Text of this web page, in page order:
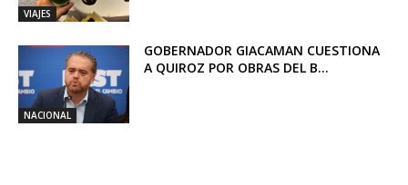
VIAJES
NACIONAL
GOBERNADOR GIACAMAN CUESTIONA
A QUIROZ POR OBRAS DEL B...